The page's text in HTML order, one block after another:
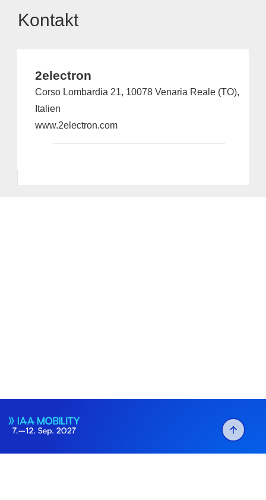
Kontakt
2electron
Corso Lombardia 21, 10078 Venaria Reale (TO),
Italien
www.2electron.com